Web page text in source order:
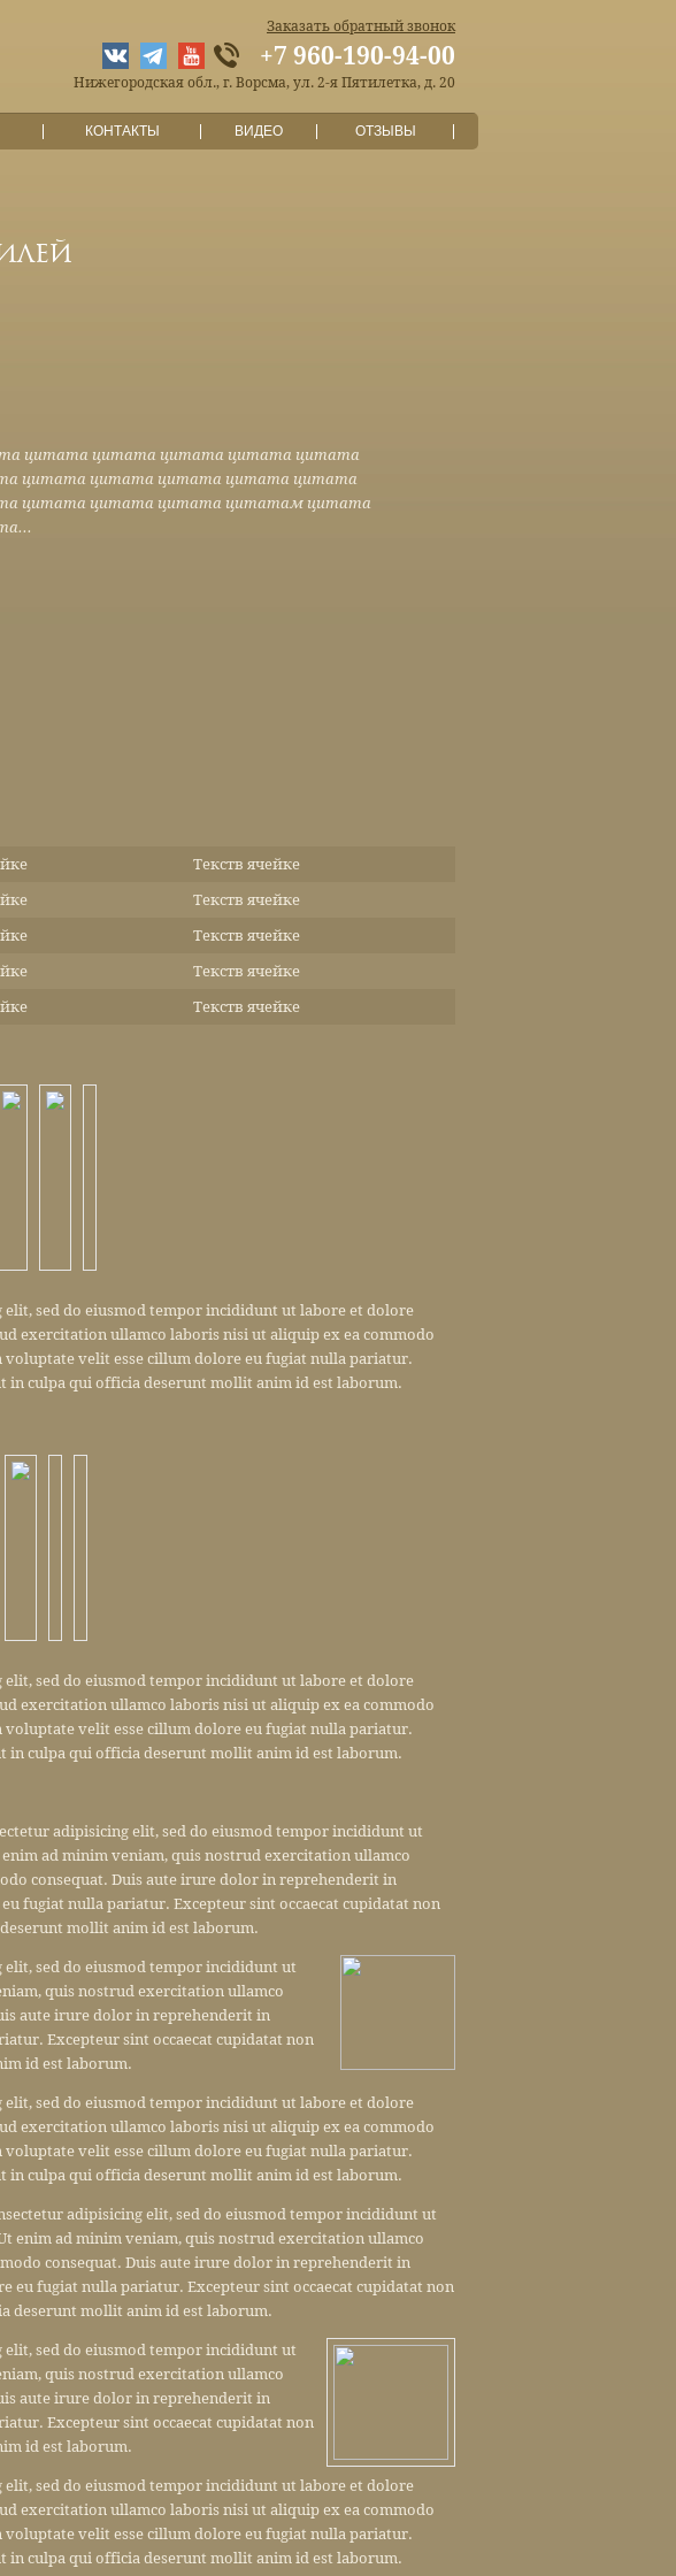
Заказать обратный звонок
+7 960-190-94-00
Нижегородская обл., г. Ворсма, ул. 2-я Пятилетка, д. 20
КОНТАКТЫ ВИДЕО ОТЗЫВЫ
цитата цитата цитата цитата цитата
цитата цитата цитата цитата цитата
цитата цитата цитата цитатам цитата
Текств ячейке
Текств ячейке
Текств ячейке
Текств ячейке
Текств ячейке
sed do eiusmod tempor incididunt ut labore et dolore
exercitation ullamco laboris nisi ut aliquip ex ea commodo
velit esse cillum dolore eu fugiat nulla pariatur.
in culpa qui officia deserunt mollit anim id est laborum.
sed do eiusmod tempor incididunt ut labore et dolore
exercitation ullamco laboris nisi ut aliquip ex ea commodo
velit esse cillum dolore eu fugiat nulla pariatur.
in culpa qui officia deserunt mollit anim id est laborum.
adipisicing elit, sed do eiusmod tempor incididunt ut
ad minim veniam, quis nostrud exercitation ullamco
consequat. Duis aute irure dolor in reprehenderit in
fugiat nulla pariatur. Excepteur sint occaecat cupidatat non
mollit anim id est laborum.
sed do eiusmod tempor incididunt ut
quis nostrud exercitation ullamco
aute irure dolor in reprehenderit in
Excepteur sint occaecat cupidatat non
id est laborum.
sed do eiusmod tempor incididunt ut labore et dolore
exercitation ullamco laboris nisi ut aliquip ex ea commodo
velit esse cillum dolore eu fugiat nulla pariatur.
in culpa qui officia deserunt mollit anim id est laborum.
adipisicing elit, sed do eiusmod tempor incididunt ut
enim ad minim veniam, quis nostrud exercitation ullamco
consequat. Duis aute irure dolor in reprehenderit in
eu fugiat nulla pariatur. Excepteur sint occaecat cupidatat non
deserunt mollit anim id est laborum.
sed do eiusmod tempor incididunt ut
quis nostrud exercitation ullamco
aute irure dolor in reprehenderit in
Excepteur sint occaecat cupidatat non
id est laborum.
sed do eiusmod tempor incididunt ut labore et dolore
exercitation ullamco laboris nisi ut aliquip ex ea commodo
velit esse cillum dolore eu fugiat nulla pariatur.
in culpa qui officia deserunt mollit anim id est laborum.